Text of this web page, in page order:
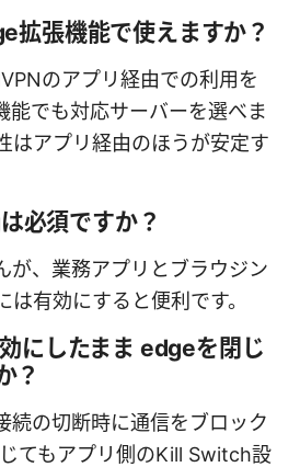
拡張機能で使えますか？
のアプリ経由での利用を
能でも対応サーバーを選べま
はアプリ経由のほうが安定す
必須ですか？
が、業務アプリとブラウジン
は有効にすると便利です。
にしたまま edgeを閉じ
？
続の切断時に通信をブロック
てもアプリ側のKill Switch設